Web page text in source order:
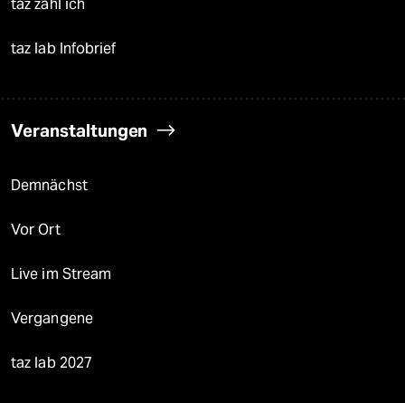
taz zahl ich
taz lab Infobrief
Veranstaltungen
Demnächst
Vor Ort
Live im Stream
Vergangene
taz lab 2027